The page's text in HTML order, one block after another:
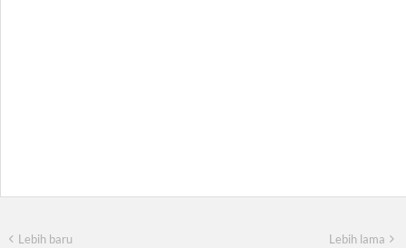
Lebih baru Lebih lama